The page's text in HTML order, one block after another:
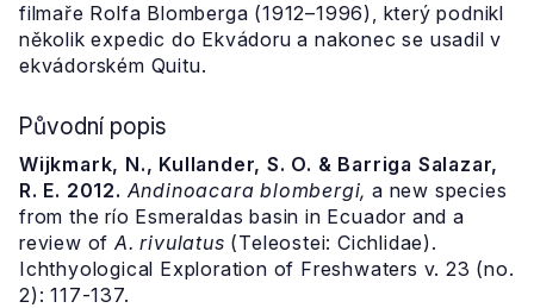
filmaře Rolfa Blomberga (1912–1996), který podnikl
několik expedic do Ekvádoru a nakonec se usadil v
ekvádorském Quitu.
Původní popis
Wijkmark, N., Kullander, S. O. & Barriga Salazar,
R. E. 2012. Andinoacara blombergi, a new species
from the río Esmeraldas basin in Ecuador and a
review ofA. rivulatus (Teleostei: Cichlidae).
Ichthyological Exploration of Freshwaters v. 23 (no.
2): 117-137.